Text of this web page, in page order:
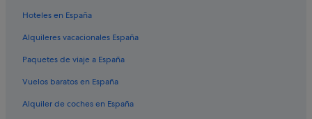
Hoteles en España
Alquileres vacacionales España
Paquetes de viaje a España
Vuelos baratos en España
Alquiler de coches en España